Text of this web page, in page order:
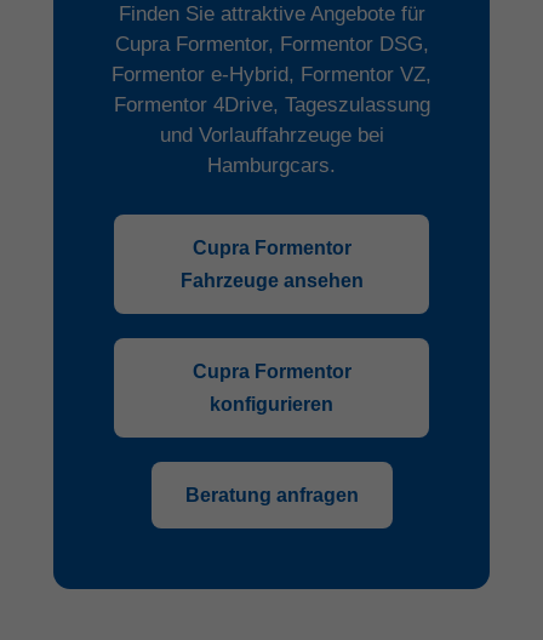
Finden Sie attraktive Angebote für
Cupra Formentor, Formentor DSG,
Formentor e-Hybrid, Formentor VZ,
Formentor 4Drive, Tageszulassung
und Vorlauffahrzeuge bei
Hamburgcars.
Cupra Formentor
Fahrzeuge ansehen
Cupra Formentor
konfigurieren
Beratung anfragen